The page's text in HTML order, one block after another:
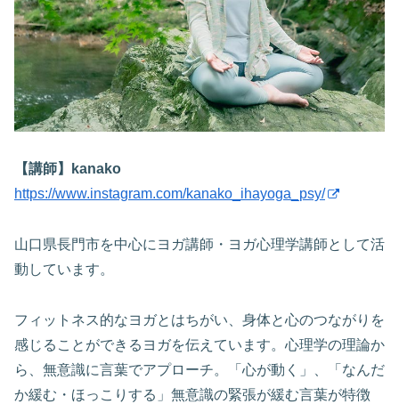
【講師】kanako
https://www.instagram.com/kanako_ihayoga_psy/
山口県長門市を中心にヨガ講師・ヨガ心理学講師として活
動しています。
フィットネス的なヨガとはちがい、身体と心のつながりを
感じることができるヨガを伝えています。心理学の理論か
ら、無意識に言葉でアプローチ。「心が動く」、「なんだ
か緩む・ほっこりする」無意識の緊張が緩む言葉が特徴